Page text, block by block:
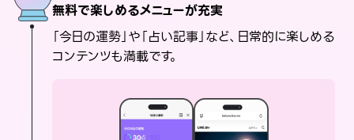
無料で楽しめるメニューが充実
「今日の運勢」や「占い記事」など、日常的に楽しめる
コンテンツも満載です。